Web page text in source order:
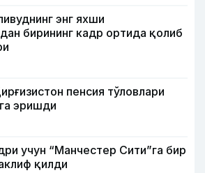
энг яхши
бирининг кадр ортида қолиб
пенсия тўловлари
эришди
учун “Манчестер Сити”га бир
қилди